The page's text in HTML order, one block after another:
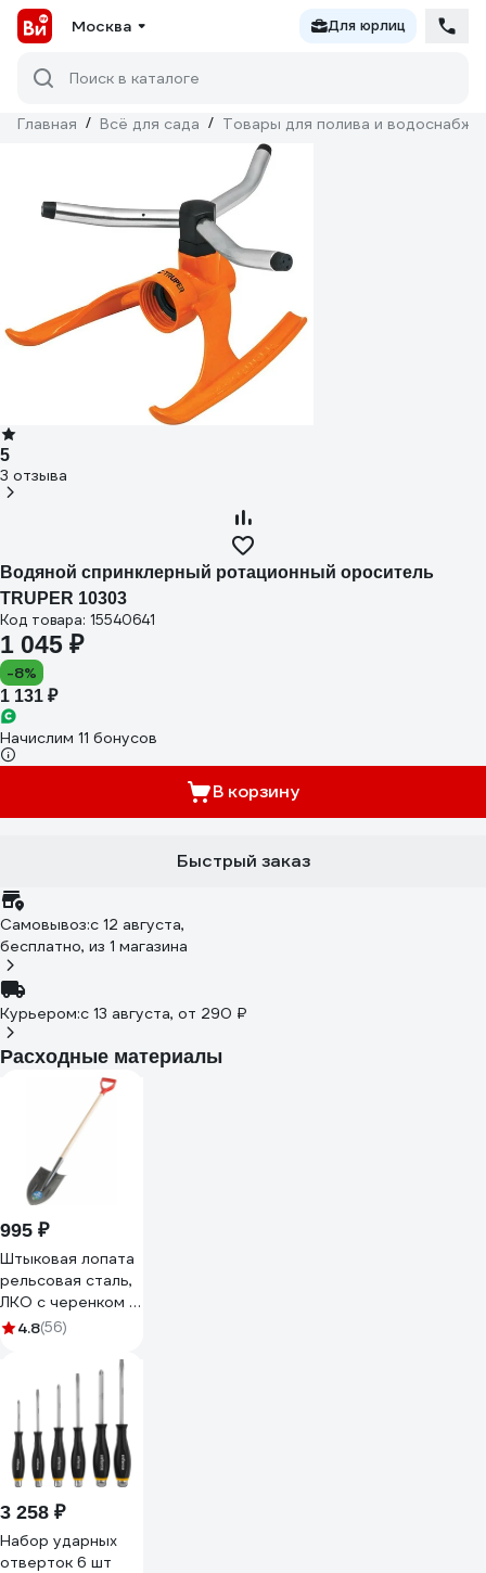
Москва Для юрлиц
Поиск в каталоге
Главная / Всё для сада / Товары для полива и
5
3 отзыва
Водяной спринклерный ротационный ороситель
TRUPER 10303
Код товара: 15540641
1 045 ₽
-8%
1 131 ₽
Начислим 11 бонусов
В корзину
Быстрый заказ
Самовывоз:c 12 августа,
бесплатно, из 1 магазина
Курьером:c 13 августа, от 290 ₽
Расходные материалы
995 ₽
Штыковая лопата
рельсовая сталь,
ЛКО с черенком и
ручкой
4.8(56)
3 258 ₽
Набор ударных
отверток 6 шт